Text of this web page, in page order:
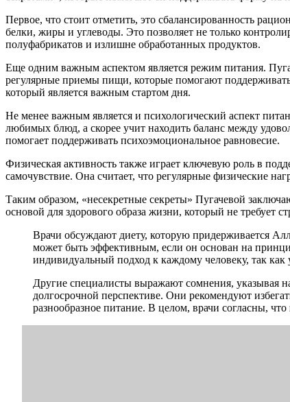
Первое, что стоит отметить, это сбалансированность
белки, жиры и углеводы. Это позволяет не только
полуфабрикатов и излишне обработанных продуктов.
Еще одним важным аспектом является режим питания.
регулярные приемы пищи, которые помогают поддерживать
который является важным стартом дня.
Не менее важным является и психологический аспект
любимых блюд, а скорее учит находить баланс между
помогает поддерживать психоэмоциональное равновесие.
Физическая активность также играет ключевую роль в
самочувствие. Она считает, что регулярные физические
Таким образом, «несекретные секреты» Пугачевой
основой для здорового образа жизни, который не требует
Врачи обсуждают диету, которую придерживается
может быть эффективным, если он основан на
индивидуальный подход к каждому человеку, так как
Другие специалисты выражают сомнения, указывая
долгосрочной перспективе. Они рекомендуют
разнообразное питание. В целом, врачи согласны,